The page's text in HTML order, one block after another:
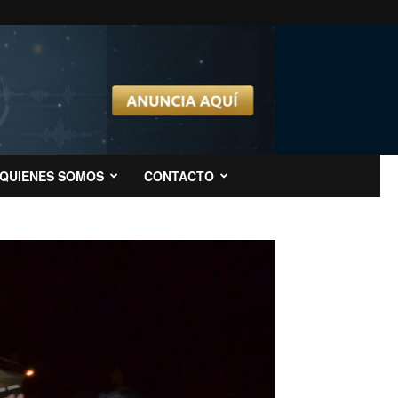
QUIENES SOMOS CONTACTO